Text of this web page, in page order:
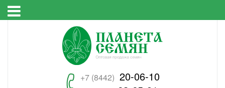
+7 (8442) 20-06-10